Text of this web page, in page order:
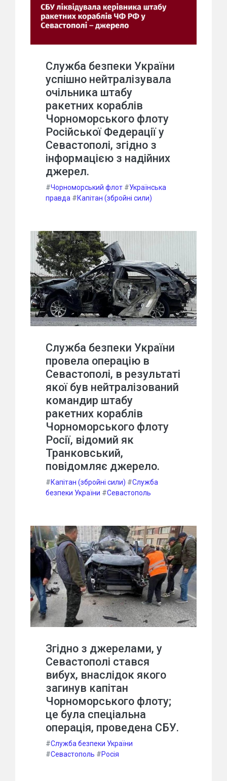
Служба безпеки України
успішно нейтралізувала
очільника штабу
ракетних кораблів
Чорноморського флоту
Російської Федерації у
Севастополі, згідно з
інформацією з надійних
джерел.
#Чорноморський флот #Українська
правда #Капітан (збройні сили)
Служба безпеки України
провела операцію в
Севастополі, в результаті
якої був нейтралізований
командир штабу
ракетних кораблів
Чорноморського флоту
Росії, відомий як
Транковський,
повідомляє джерело.
#Капітан (збройні сили) #Служба
безпеки України #Севастополь
Згідно з джерелами, у
Севастополі стався
вибух, внаслідок якого
загинув капітан
Чорноморського флоту;
це була спеціальна
операція, проведена СБУ.
#Служба безпеки України
#Севастополь #Росія